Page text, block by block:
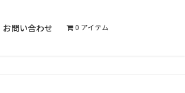
お問い合わせ 0 アイテム